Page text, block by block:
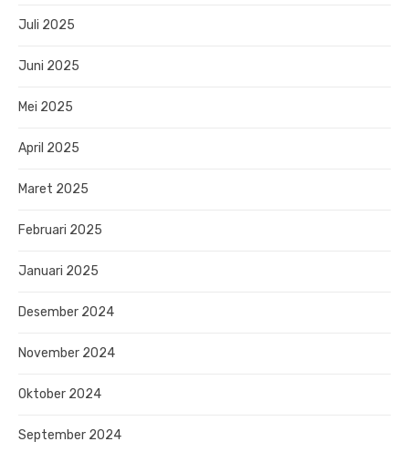
Juli 2025
Juni 2025
Mei 2025
April 2025
Maret 2025
Februari 2025
Januari 2025
Desember 2024
November 2024
Oktober 2024
September 2024